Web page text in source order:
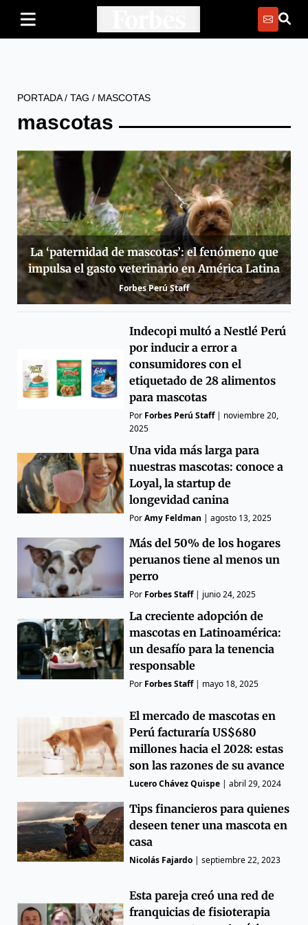
PORTADA/ TAG / MASCOTAS
mascotas
La ‘paternidad de mascotas’: el fenómeno que
impulsa el gasto veterinario en América Latina
Forbes Perú Staff
Indecopi multó a Nestlé Perú
por inducir a error a
consumidores con el
etiquetado de 28 alimentos
para mascotas
Por Forbes Perú Staff| noviembre 20,
2025
Una vida más larga para
nuestras mascotas: conoce a
Loyal, la startup de
longevidad canina
PorAmy Feldman |agosto 13, 2025
Más del 50% de los hogares
peruanos tiene al menos un
perro
Por Forbes Staff| junio 24, 2025
La creciente adopción de
mascotas en Latinoamérica:
un desafío para la tenencia
responsable
Por Forbes Staff| mayo 18, 2025
El mercado de mascotas en
Perú facturaría US$680
millones hacia el 2028: estas
son las razones de su avance
Lucero Chávez Quispe |abril 29, 2024
Tips financieros para quienes
deseen tener una mascota en
casa
Nicolás Fajardo |septiembre 22, 2023
Esta pareja creó una red de
franquicias de fisioterapia